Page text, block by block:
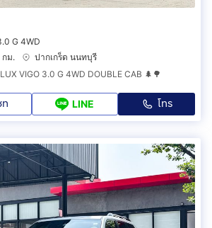
G 4WD
ม.
ปากเกร็ด นนทบุรี
VIGO 3.0 G 4WD DOUBLE CAB 🌲🌳
LINE โทร